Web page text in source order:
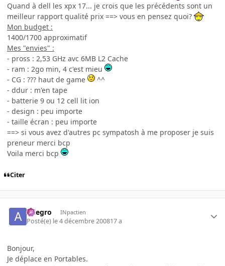
Quand à dell les xpx 17... je crois que les précédents sont un
meilleur rapport qualité prix ==> vous en pensez quoi?
Mon budget :
1400/1700 approximatif
Mes "envies" :
- pross : 2,53 GHz avc 6MB L2 Cache
- ram : 2go min, 4 c'est mieu
- CG : ??? haut de game
^^
- ddur : m'en tape
- batterie 9 ou 12 cell lit ion
- design : peu importe
- taille écran : peu importe
==> si vous avez d'autres pc sympatosh à me proposer je suis
preneur merci bcp
Voila merci bcp
Citer
Allegro INpactien
Posté(e) le 4 décembre 200817 a
Bonjour,
Je déplace en Portables.